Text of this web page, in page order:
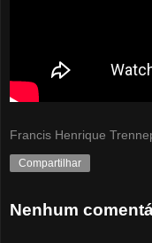
Francis Henrique
Compartilhar
Nenhum